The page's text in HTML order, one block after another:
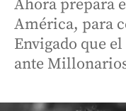
Ahora prepara
América, para
Envigado que
ante